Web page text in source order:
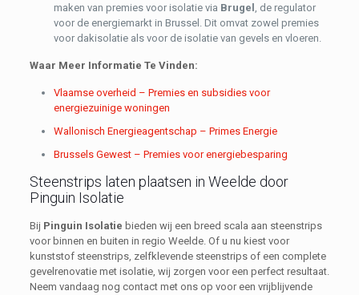
maken van premies voor isolatie via Brugel , de regulator
voor de energiemarkt in Brussel. Dit omvat zowel premies
voor dakisolatie als voor de isolatie van gevels en vloeren.
Waar Meer Informatie Te Vinden:
Vlaamse overheid – Premies en subsidies voor
energiezuinige woningen
Wallonisch Energieagentschap – Primes Energie
Brussels Gewest – Premies voor energiebesparing
Steenstrips laten plaatsen in Weelde door
Pinguin Isolatie
Bij Pinguin Isolatie bieden wij een breed scala aan steenstrips
voor binnen en buiten in regio Weelde. Of u nu kiest voor
kunststof steenstrips, zelfklevende steenstrips of een complete
gevelrenovatie met isolatie, wij zorgen voor een perfect resultaat.
Neem vandaag nog contact met ons op voor een vrijblijvende